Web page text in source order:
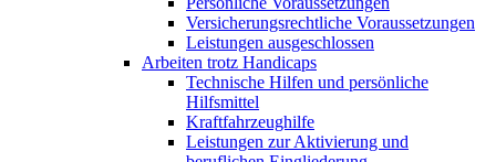
Versicherungsrechtliche Voraussetzungen
Leistungen ausgeschlossen
Arbeiten trotz Handicaps
Technische Hilfen und persönliche
Hilfsmittel
Kraftfahrzeughilfe
Leistungen zur Aktivierung und